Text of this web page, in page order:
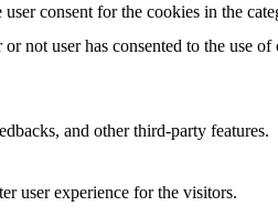
consent for the cookies in the
not user has consented to the use
and other third-party features.
user experience for the visitors.